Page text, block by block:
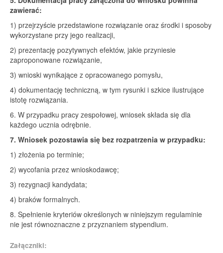
zawierać:
1) przejrzyście przedstawione rozwiązanie oraz środki i sposoby
wykorzystane przy jego realizacji,
2) prezentację pozytywnych efektów, jakie przyniesie
zaproponowane rozwiązanie,
3) wnioski wynikające z opracowanego pomysłu,
4) dokumentację techniczną, w tym rysunki i szkice ilustrujące
istotę rozwiązania.
6. W przypadku pracy zespołowej, wniosek składa się dla
każdego ucznia odrębnie.
7. Wniosek pozostawia się bez rozpatrzenia w przypadku:
1) złożenia po terminie;
2) wycofania przez wnioskodawcę;
3) rezygnacji kandydata;
4) braków formalnych.
8. Spełnienie kryteriów określonych w niniejszym regulaminie
nie jest równoznaczne z przyznaniem stypendium.
Załączniki: